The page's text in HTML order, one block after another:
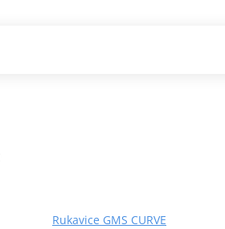
Rukavice GMS CURVE